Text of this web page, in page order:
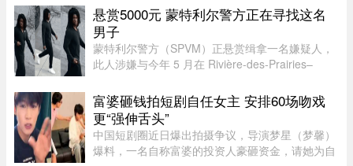
经可以申请赔偿。 ...
悬赏5000元 蒙特利尔警方正在寻找这名
男子
蒙特利尔警方（SPVM）正悬赏缉拿一名嫌疑人，
此人涉嫌与今年 5 月在 Rivière-des-Prairies–
关。警方呼吁公众协助确认嫌犯身份。据描述，嫌
犯为一名黑人男性，身高在 ...
富婆砸钱拍短剧自任女主 安排60场吻戏
更“强伸舌头”
中国短剧圈近日爆出拍摄争议，导演梦星（梦馨）
爆料，一名自称富婆的投资人豪砸资金，请她为自